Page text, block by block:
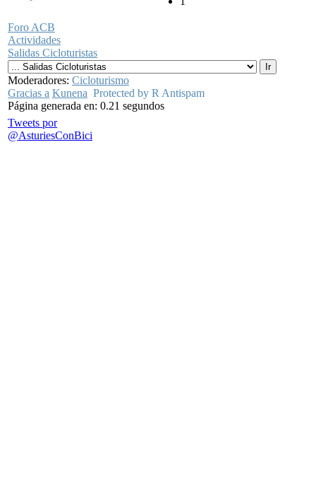
Foro ACB
Actividades
Salidas Cicloturistas
Moderadores: Cicloturismo
Gracias a Kunena Protected by R Antispam
Página generada en: 0.21 segundos
Tweets por
@AsturiesConBici